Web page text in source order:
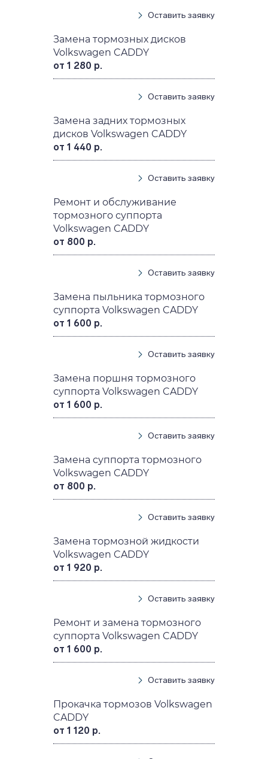
Оставить заявку
Замена тормозных дисков
Volkswagen CADDY
от 1 280 р.
Оставить заявку
Замена задних тормозных
дисков Volkswagen CADDY
от 1 440 р.
Оставить заявку
Ремонт и обслуживание
тормозного суппорта
Volkswagen CADDY
от 800 р.
Оставить заявку
Замена пыльника тормозного
суппорта Volkswagen CADDY
от 1 600 р.
Оставить заявку
Замена поршня тормозного
суппорта Volkswagen CADDY
от 1 600 р.
Оставить заявку
Замена суппорта тормозного
Volkswagen CADDY
от 800 р.
Оставить заявку
Замена тормозной жидкости
Volkswagen CADDY
от 1 920 р.
Оставить заявку
Ремонт и замена тормозного
суппорта Volkswagen CADDY
от 1 600 р.
Оставить заявку
Прокачка тормозов Volkswagen
CADDY
от 1 120 р.